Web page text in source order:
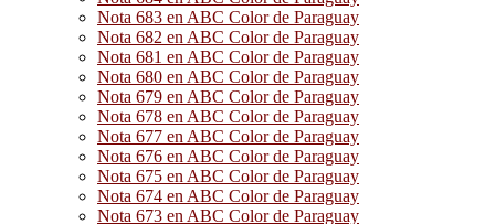
Nota 683 en ABC Color de Paraguay
Nota 682 en ABC Color de Paraguay
Nota 681 en ABC Color de Paraguay
Nota 680 en ABC Color de Paraguay
Nota 679 en ABC Color de Paraguay
Nota 678 en ABC Color de Paraguay
Nota 677 en ABC Color de Paraguay
Nota 676 en ABC Color de Paraguay
Nota 675 en ABC Color de Paraguay
Nota 674 en ABC Color de Paraguay
Nota 673 en ABC Color de Paraguay